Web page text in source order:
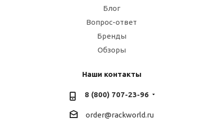
Блог
Вопрос-ответ
Бренды
Обзоры
Наши контакты
8 (800) 707-23-96
order@rackworld.ru